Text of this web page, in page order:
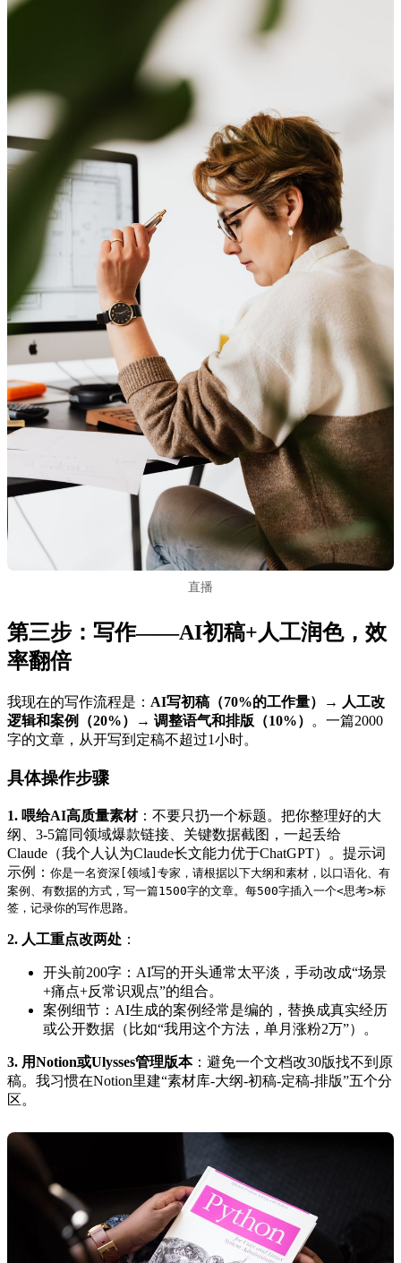
直播
第三步：写作——AI初稿+人工润色，效
率翻倍
我现在的写作流程是： AI写初稿（70%的工作量）→ 人工改
逻辑和案例（20%）→ 调整语气和排版（10%）
。一篇2000
字的文章，从开写到定稿不超过1小时。
具体操作步骤
1. 喂给AI高质量素材：不要只扔一个标题。把你整理好的大
纲、3-5篇同领域爆款链接、关键数据截图，一起丢给
Claude（我个人认为Claude长文能力优于ChatGPT）。提示词
示例： 你是一名资深[领域]专家，请根据以下大纲和素材，以口语化、有
案例、有数据的方式，写一篇1500字的文章。每500字插入一个<思考>标
签，记录你的写作思路。
2. 人工重点改两处 ：
开头前200字：AI写的开头通常太平淡，手动改成“场景
+痛点+反常识观点”的组合。
案例细节：AI生成的案例经常是编的，替换成真实经历
或公开数据（比如“我用这个方法，单月涨粉2万”）。
3. 用Notion或Ulysses管理版本：避免一个文档改30版找不到原
稿。我习惯在Notion里建“素材库-大纲-初稿-定稿-排版”五个分
区。